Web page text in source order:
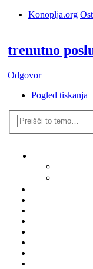
Konoplja.org
trenutno
Odgovor
Pogled tiskanja